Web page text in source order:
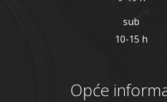
sub
10-15 h
Opće